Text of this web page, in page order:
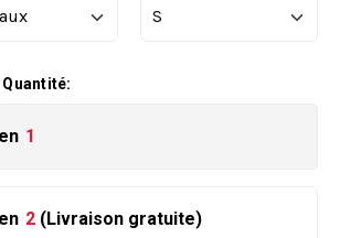
1
2 (Livraison gratuite)